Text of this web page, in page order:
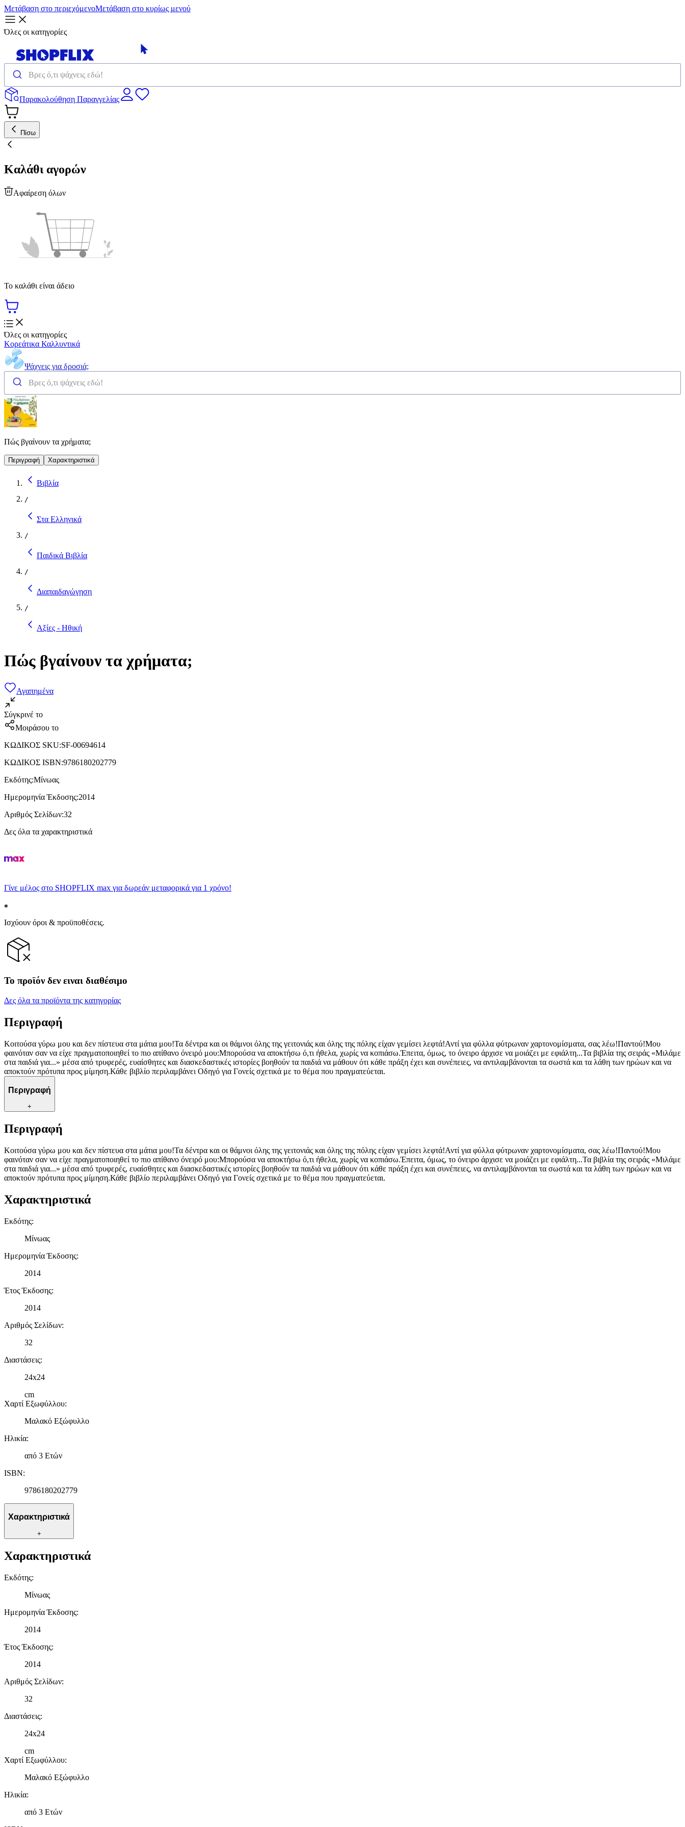
Μετάβαση στο περιεχόμενοΜετάβαση στο κυρίως μενού
Όλες οι κατηγορίες
Παρακολούθηση Παραγγελίας
Πίσω
Καλάθι αγορών
Αφαίρεση όλων
Το καλάθι είναι άδειο
Όλες οι κατηγορίες
Κορεάτικα Καλλυντικά
Ψάχνεις για δροσιά;
Πώς βγαίνουν τα χρήματα;
Περιγραφή Χαρακτηριστικά
Βιβλία
/
Στα Ελληνικά
/
Παιδικά Βιβλία
/
Διαπαιδαγώγηση
/
Αξίες - Ηθική
Πώς βγαίνουν τα χρήματα;
Αγαπημένα
Σύγκρινέ το
Μοιράσου το
ΚΩΔΙΚΟΣ SKU:SF-00694614
ΚΩΔΙΚΟΣ ISBN:9786180202779
Εκδότης:Μίνωας
Ημερομηνία Έκδοσης:2014
Αριθμός Σελίδων:32
Δες όλα τα χαρακτηριστικά
Γίνε μέλος στο SHOPFLIX max για δωρεάν μεταφορικά για 1 χρόνο!
Ισχύουν όροι & προϋποθέσεις.
Το προϊόν δεν ειναι διαθέσιμο
Δες όλα τα προϊόντα της κατηγορίας
Περιγραφή
Κοιτούσα γύρω μου και δεν πίστευα στα μάτια μου!Τα δέντρα και οι θάμνοι όλης της γειτονιάς και όλης της πόλης είχαν γεμίσει λεφτά!Αντί για φύλλα φύτρωναν χαρτονομίσματα, σας λέω!Παντού!Μου
φαινόταν σαν να είχε πραγματοποιηθεί το πιο απίθανο όνειρό μου:Μπορούσα να αποκτήσω ό,τι ήθελα, χωρίς να κοπιάσω.Έπειτα, όμως, το όνειρο άρχισε να μοιάζει με εφιάλτη...Τα βιβλία της σειράς «Μιλάμε
στα παιδιά για...» μέσα από τρυφερές, ευαίσθητες και διασκεδαστικές ιστορίες βοηθούν τα παιδιά να μάθουν ότι κάθε πράξη έχει και συνέπειες, να αντιλαμβάνονται τα σωστά και τα λάθη των ηρώων και να
αποκτούν πρότυπα προς μίμηση.Κάθε βιβλίο περιλαμβάνει Οδηγό για Γονείς σχετικά με το θέμα που πραγματεύεται.
Περιγραφή
+
Περιγραφή
Κοιτούσα γύρω μου και δεν πίστευα στα μάτια μου!Τα δέντρα και οι θάμνοι όλης της γειτονιάς και όλης της πόλης είχαν γεμίσει λεφτά!Αντί για φύλλα φύτρωναν χαρτονομίσματα, σας λέω!Παντού!Μου
φαινόταν σαν να είχε πραγματοποιηθεί το πιο απίθανο όνειρό μου:Μπορούσα να αποκτήσω ό,τι ήθελα, χωρίς να κοπιάσω.Έπειτα, όμως, το όνειρο άρχισε να μοιάζει με εφιάλτη...Τα βιβλία της σειράς «Μιλάμε
στα παιδιά για...» μέσα από τρυφερές, ευαίσθητες και διασκεδαστικές ιστορίες βοηθούν τα παιδιά να μάθουν ότι κάθε πράξη έχει και συνέπειες, να αντιλαμβάνονται τα σωστά και τα λάθη των ηρώων και να
αποκτούν πρότυπα προς μίμηση.Κάθε βιβλίο περιλαμβάνει Οδηγό για Γονείς σχετικά με το θέμα που πραγματεύεται.
Χαρακτηριστικά
Εκδότης:
Μίνωας
Ημερομηνία Έκδοσης:
2014
Έτος Έκδοσης:
2014
Αριθμός Σελίδων:
32
Διαστάσεις:
24x24
cm
Χαρτί Εξωφύλλου:
Μαλακό Εξώφυλλο
Ηλικία:
από 3 Ετών
ISBN:
9786180202779
Χαρακτηριστικά
+
Χαρακτηριστικά
Εκδότης:
Μίνωας
Ημερομηνία Έκδοσης:
2014
Έτος Έκδοσης:
2014
Αριθμός Σελίδων:
32
Διαστάσεις:
24x24
cm
Χαρτί Εξωφύλλου:
Μαλακό Εξώφυλλο
Ηλικία:
από 3 Ετών